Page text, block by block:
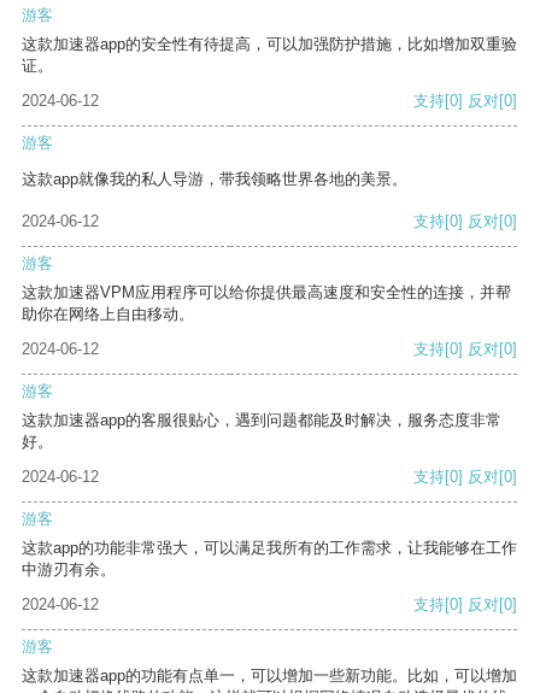
游客
这款加速器app的安全性有待提高，可以加强防护措施，比如增加双重验
证。
2024-06-12
支持[0] 反对[0]
游客
这款app就像我的私人导游，带我领略世界各地的美景。
2024-06-12 支持[0] 反对[0]
游客
这款加速器VPM应用程序可以给你提供最高速度和安全性的连接，并帮
助你在网络上自由移动。
2024-06-12
支持[0] 反对[0]
游客
这款加速器app的客服很贴心，遇到问题都能及时解决，服务态度非常
好。
2024-06-12
支持[0] 反对[0]
游客
这款app的功能非常强大，可以满足我所有的工作需求，让我能够在工作
中游刃有余。
2024-06-12
支持[0] 反对[0]
游客
这款加速器app的功能有点单一，可以增加一些新功能。比如，可以增加